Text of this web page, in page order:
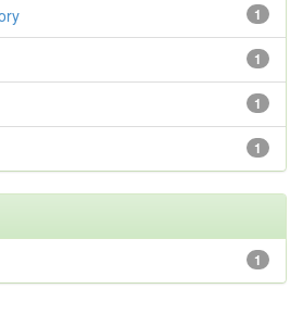
1
1
1
1
1